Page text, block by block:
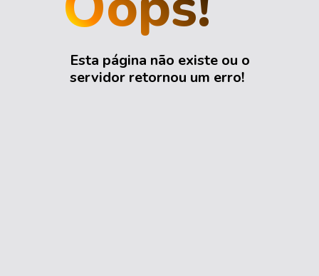
Esta página não existe ou o
servidor retornou um erro!